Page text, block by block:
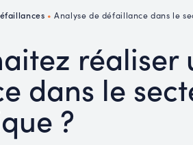
PMUC
•Analyse de défaillance dans le
réaliser
dans le
?